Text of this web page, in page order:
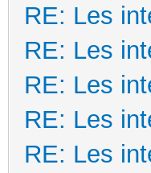
RE: Les
RE: Les
RE: Les
RE: Les
RE: Les